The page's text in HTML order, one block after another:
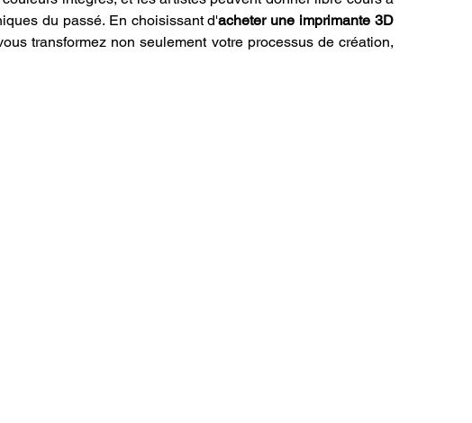
du passé. En choisissant d'acheter une imprimante 3D
transformez non seulement votre processus de création,